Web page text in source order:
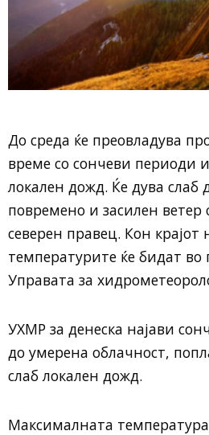
До среда ќе преовладува
време со сончеви периоди
локален дожд. Ќе дува слаб
повремено и засилен ветер
северен правец. Кон крајот
температурите ќе бидат
Управата за
УХМР за денеска најави
до умерена облачност,
слаб локален дожд.
Максималната